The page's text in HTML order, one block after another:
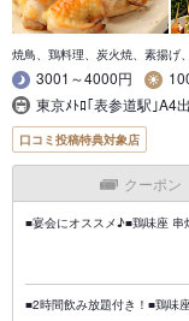
焼鳥、鶏料理、炭火焼、素揚げ
3001～4000円
東京ﾒﾄﾛ｢表参道駅｣A4
口コミ投稿特典対象店
クーポン
■宴会にオススメ♪■鶏味座
■2時間飲み放題付き！■鶏味